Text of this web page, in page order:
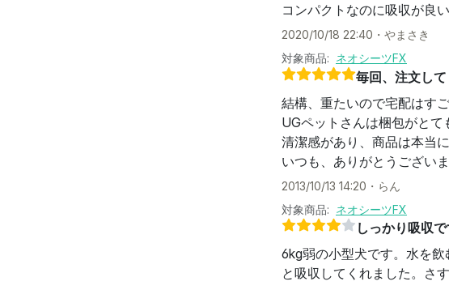
コンパクトなのに吸収が良
2020/10/18 22:40 ・ やまさき
対象商品: ネオシーツFX
毎回、注文して
結構、重たいので宅配はす
UGペットさんは梱包がとて
清潔感があり、商品は本当に
いつも、ありがとうございま
2013/10/13 14:20 ・ らん
対象商品: ネオシーツFX
しっかり吸収
6kg弱の小型犬です。水を
と吸収してくれました。さ